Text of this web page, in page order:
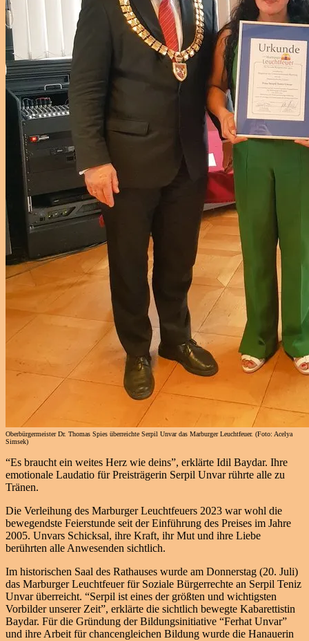
Oberbürgermeister Dr. Thomas Spies überreichte Serpil Unvar das Marburger Leuchtfeuer. (Foto: Acelya
Simsek)
“Es braucht ein weites Herz wie deins”, erklärte Idil Baydar. Ihre
emotionale Laudatio für Preisträgerin Serpil Unvar rührte alle zu
Tränen.
Die Verleihung des Marburger Leuchtfeuers 2023 war wohl die
bewegendste Feierstunde seit der Einführung des Preises im Jahre
2005. Unvars Schicksal, ihre Kraft, ihr Mut und ihre Liebe
berührten alle Anwesenden sichtlich.
Im historischen Saal des Rathauses wurde am Donnerstag (20. Juli)
das Marburger Leuchtfeuer für Soziale Bürgerrechte an Serpil Teniz
Unvar überreicht. “Serpil ist eines der größten und wichtigsten
Vorbilder unserer Zeit”, erklärte die sichtlich bewegte Kabarettistin
Baydar. Für die Gründung der Bildungsinitiative “Ferhat Unvar”
und ihre Arbeit für chancengleichen Bildung wurde die Hanauerin